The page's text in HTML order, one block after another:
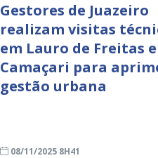
Gestores de Juazeiro
realizam visitas
em Lauro de Freitas e
Camaçari para
gestão urbana
08/11/2025 8H41